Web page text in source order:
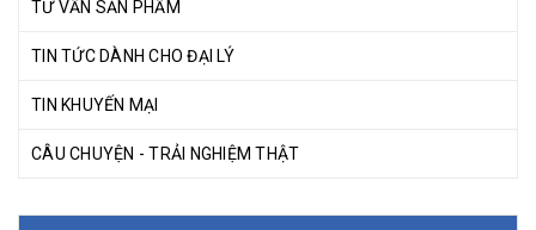
TƯ VẤN SẢN PHẨM
TIN TỨC DÀNH CHO ĐẠI LÝ
TIN KHUYẾN MẠI
CÂU CHUYỆN - TRẢI NGHIỆM THẬT